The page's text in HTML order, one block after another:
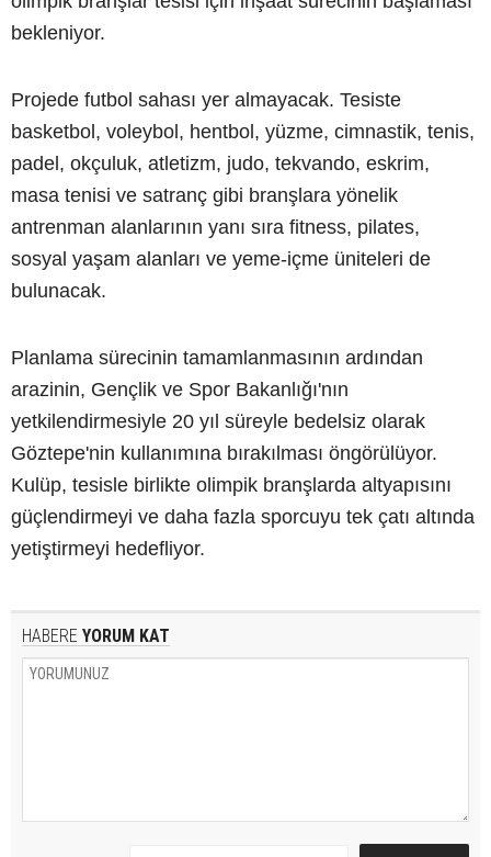
bekleniyor.
Projede futbol sahası yer almayacak. Tesiste
basketbol, voleybol, hentbol, yüzme, cimnastik, tenis,
padel, okçuluk, atletizm, judo, tekvando, eskrim,
masa tenisi ve satranç gibi branşlara yönelik
antrenman alanlarının yanı sıra fitness, pilates,
sosyal yaşam alanları ve yeme-içme üniteleri de
bulunacak.
Planlama sürecinin tamamlanmasının ardından
arazinin, Gençlik ve Spor Bakanlığı'nın
yetkilendirmesiyle 20 yıl süreyle bedelsiz olarak
Göztepe'nin kullanımına bırakılması öngörülüyor.
Kulüp, tesisle birlikte olimpik branşlarda altyapısını
güçlendirmeyi ve daha fazla sporcuyu tek çatı altında
yetiştirmeyi hedefliyor.
HABERE YORUM KAT